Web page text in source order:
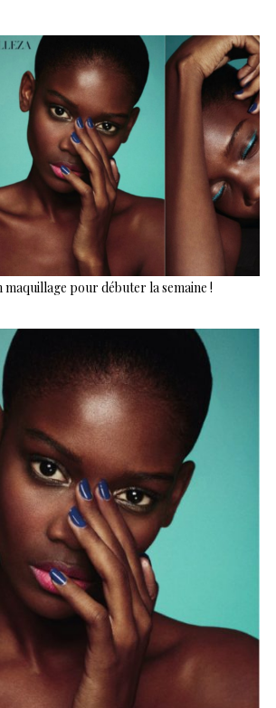
pour débuter la semaine !